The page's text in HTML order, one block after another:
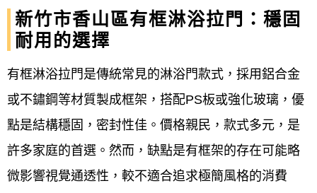
圓弧型淋浴拉門
五角型淋浴拉門
缸上型淋浴拉門
淋浴屏風隔間
鋁合金淋浴拉門
不鏽鋼淋浴拉門
新竹市香山區有框淋浴拉門：穩固
耐用的選擇
有框淋浴拉門是傳統常見的淋浴門款式，採用鋁合金
或不鏽鋼等材質製成框架，搭配PS板或強化玻璃，優
點是結構穩固，密封性佳。價格親民，款式多元，是
許多家庭的首選。然而，缺點是有框架的存在可能略
微影響視覺通透性，較不適合追求極簡風格的消費